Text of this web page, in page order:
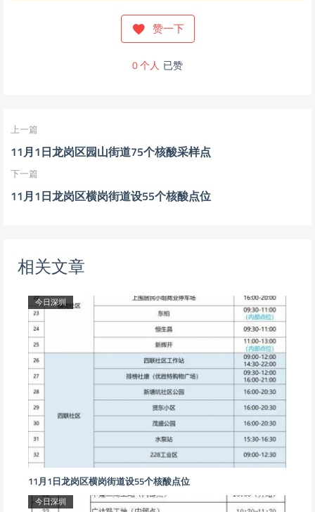
赞一下
0个人 已赞
上一篇
11月1日龙岗区园山街道75个核酸采样点
下一篇
11月1日龙岗区横岗街道设55个核酸点位
相关文章
今日深圳
11月1日龙岗区横岗街道设55个核酸点位
今日深圳